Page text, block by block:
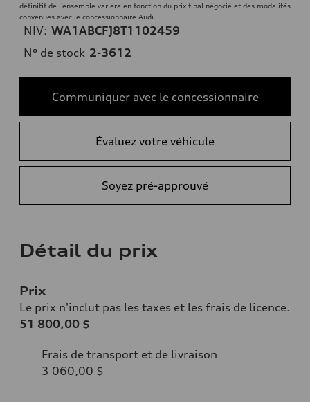
définitif de l’ensemble variera en fonction du prix final négocié et des modalités
convenues avec le concessionnaire Audi.
NIV: WA1ABCFJ8T1102459
N° de stock 2-3612
Communiquer avec le concessionnaire
Évaluez votre véhicule
Soyez pré-approuvé
Détail du prix
Prix
Le prix n'inclut pas les taxes et les frais de licence.
51 800,00 $
Frais de transport et de livraison
3 060,00 $